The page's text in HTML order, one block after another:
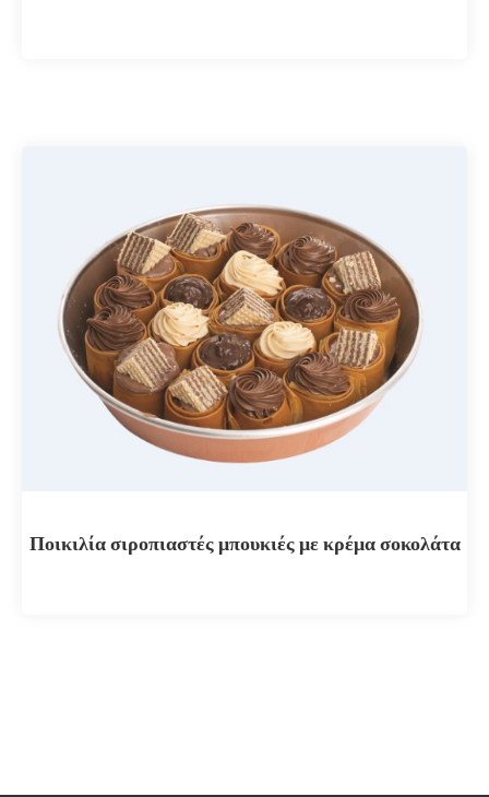
Ποικιλία σιροπιαστές μπουκιές με κρέμα σοκολάτα